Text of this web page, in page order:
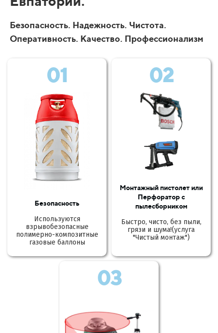
Безопасность. Надежность. Чистота.
Оперативность. Качество. Профессионализм
01
Безопасность
Используются
взрывобезопасные
полимерно-композитные
газовые баллоны
02
Монтажный пистолет или
Перфоратор с
пылесборником
Быстро, чисто, без пыли,
грязи и шума!(услуга
"Чистый монтаж")
03